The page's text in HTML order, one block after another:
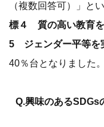
（複数回答可）」と
標４ 質の高い教育を
5 ジェンダー平等を
40％台となりました。
Q.興味のあるSDGs